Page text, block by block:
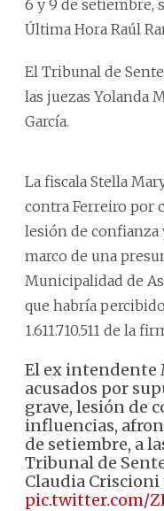
6 y 9 de setiembre,
Última Hora Raúl
El Tribunal de
las juezas Yolanda
García.
La fiscala Stella
contra Ferreiro por
lesión de confianza
marco de una
Municipalidad de
que habría
1.611.710.511 de la
El ex intendente
acusados por
grave, lesión de
influencias,
de setiembre, a
Tribunal de
Claudia Criscioni
pic.twitter.com/